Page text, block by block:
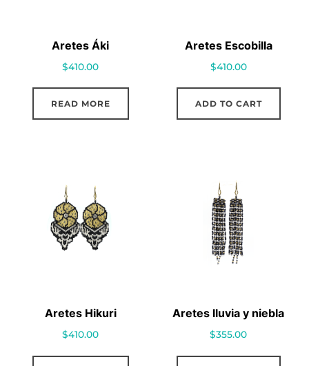
Aretes Áki
$410.00
READ MORE
Aretes Escobilla
$410.00
ADD TO CART
Aretes Hikuri
$410.00
Aretes lluvia y niebla
$355.00